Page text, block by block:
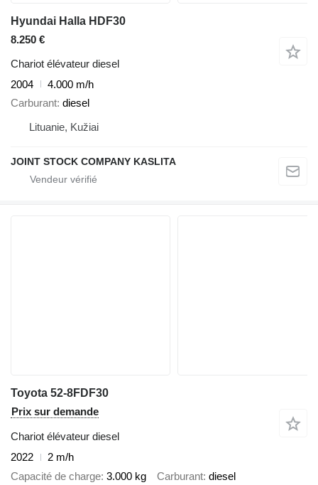
Hyundai Halla HDF30
8.250 €
Chariot élévateur diesel
2004
4.000 m/h
Carburant diesel
Lituanie, Kužiai
JOINT STOCK COMPANY KASLITA
Toyota 52-8FDF30
Prix sur demande
Chariot élévateur diesel
2022
2 m/h
Capacité de charge 3.000 kg Carburant diesel